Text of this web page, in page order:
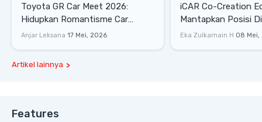
Toyota GR Car Meet 2026:
Hidupkan Romantisme Car
Culture Era 90-an
Anjar Leksana 17 Mei, 2026
iCAR Co-Creation
Mantapkan Posisi
Gaya Hidup
Eka Zulkarnain H 08 Mei,
Artikel lainnya
Features